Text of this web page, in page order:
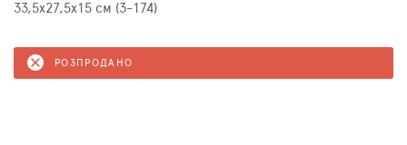
33,5х27,5х15 см (3-174)
РОЗПРОДАНО